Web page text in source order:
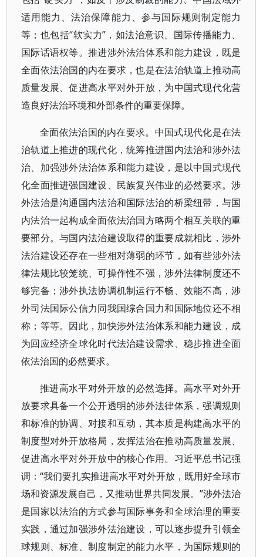
适用能力、法治保障能力、参与国际规则制定能力
等；也包括“软实力”，如法治意识、国际传播能力、
国际话语权等。推进涉外法治体系和能力建设，既是
全面依法治国的内在要求，也是在法治轨道上推动高
质量发展、促进高水平对外开放，为中国式现代化营
造良好法治环境和外部条件的重要保障。
全面依法治国的内在要求。中国式现代化是在法
治轨道上推进的现代化，统筹推进国内法治和涉外法
治、加强涉外法治体系和能力建设，是以中国式现代
化全面推进强国建设、民族复兴伟业的必然要求。涉
外法治是沟通国内法治和国际法治的桥梁纽带，与国
内法治一起构成全面依法治国方略两个相互关联的重
要部分。与国内法治建设取得的重要成就相比，涉外
法治建设还存在一些相对薄弱的环节，如有些涉外法
律法规比较笼统、可操作性不强，涉外法律制度还不
够完备；涉外执法协调机制运行不畅、效能不高，涉
外司法国际公信力同我国综合国力和国际地位还不相
称；等等。因此，加快涉外法治体系和能力建设，成
为回应经济全球化时代法治建设需求、稳步推进全面
依法治国的必然要求。
推进高水平对外开放的必然选择。高水平对外开
放要求具备一个公开透明的涉外法律体系，强调规则
和标准的协调、对接和互动，其本质是构建高水平的
制度型对外开放格局，发挥法治在推动高质量发展、
促进高水平对外开放中的核心作用。习近平总书记强
调：“我们要扎实推进高水平对外开放，既用好全球市
场和资源发展自己，又推动世界共同发展。”涉外法治
是国家以法治的方式参与国际事务和全球治理的重要
实践，通过加强涉外法治建设，可以逐步提升引领全
球规则、标准、制度制定的能力水平，为国际规则的